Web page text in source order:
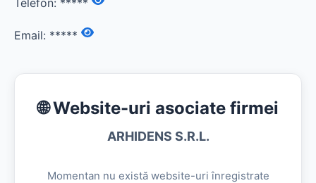
Telefon: *****
Email: *****
🌐 Website-uri asociate firmei
ARHIDENS S.R.L.
Momentan nu există website-uri înregistrate